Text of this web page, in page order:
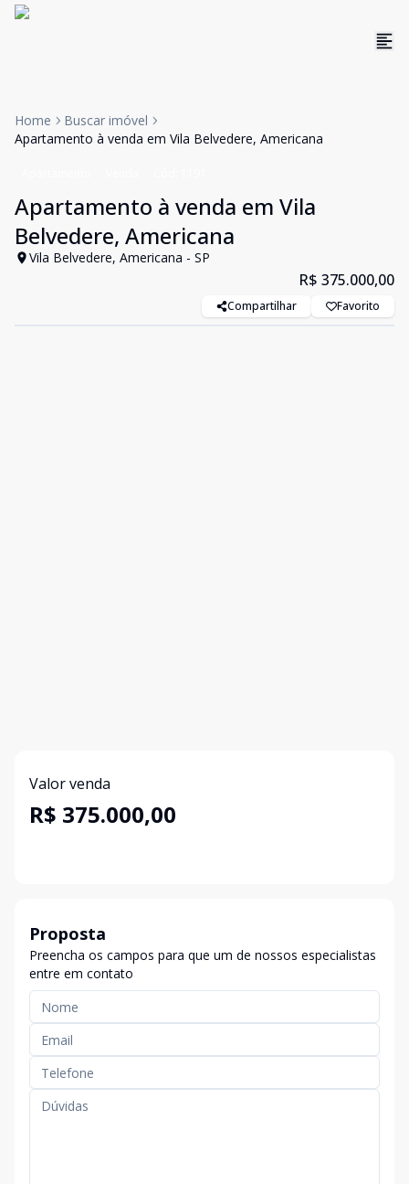
Home
Buscar imóvel
Apartamento à venda em Vila Belvedere, Americana
Apartamento à venda em Vila
Belvedere, Americana
Vila Belvedere, Americana - SP
R$ 375.000,00
Compartilhar Favorito
Valor venda
R$ 375.000,00
Proposta
Preencha os campos para que um de nossos especialistas
entre em contato